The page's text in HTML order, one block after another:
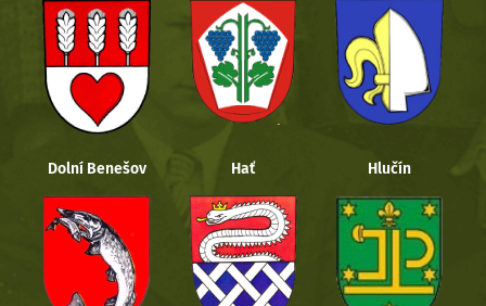
Dolní Benešov Hať Hlučín